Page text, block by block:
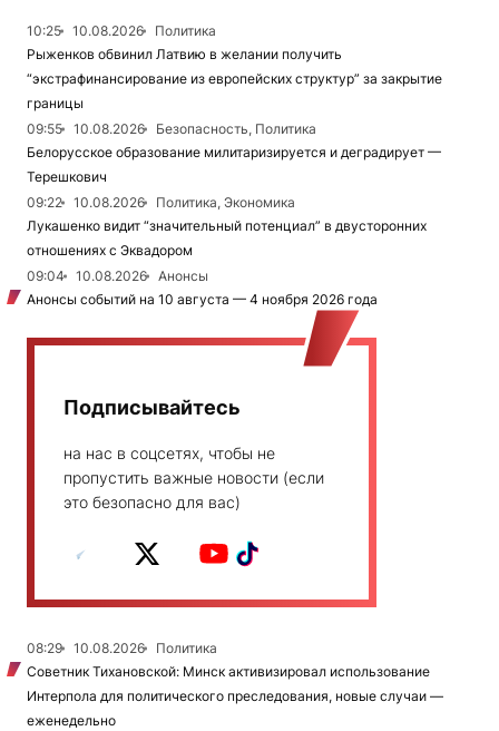
10:25 10.08.2026
Политика
Рыженков обвинил Латвию в желании получить
“экстрафинансирование из европейских структур” за закрытие
границы
09:55
10.08.2026
Безопасность, Политика
Белорусское образование милитаризируется и деградирует —
Терешкович
09:22
10.08.2026
Политика, Экономика
Лукашенко видит “значительный потенциал” в двусторонних
отношениях с Эквадором
09:04
10.08.2026
Анонсы
Анонсы событий на 10 августа — 4 ноября 2026 года
Подписывайтесь
на нас в соцсетях, чтобы не
пропустить важные новости (если
это безопасно для вас)
08:29 10.08.2026
Политика
Советник Тихановской: Минск активизировал использование
Интерпола для политического преследования, новые случаи —
еженедельно